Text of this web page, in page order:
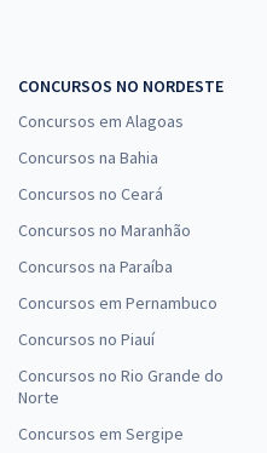
CONCURSOS NO NORDESTE
Concursos em Alagoas
Concursos na Bahia
Concursos no Ceará
Concursos no Maranhão
Concursos na Paraíba
Concursos em Pernambuco
Concursos no Piauí
Concursos no Rio Grande do
Norte
Concursos em Sergipe